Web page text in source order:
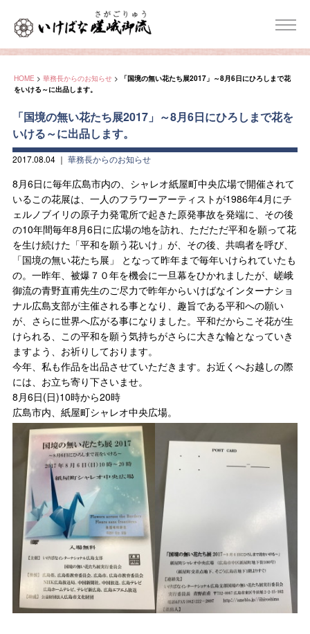
HOME > 華務長からのお知らせ >
「国境の無い花たち展2017」～8月6日にひろしまで花
をいける～に出品します。
「国境の無い花たち展2017」～8月6日にひろしまで花を
いける～に出品します。
2017.08.04｜ 華務長からのお知らせ
8月6日に毎年広島市内の、シャレオ紙屋町中央広場で開催されて
いるこの花展は、一人のフラワーアーティストが1986年4月にチ
ェルノブイリの原子力発電所で起きた原発事故を発端に、その後
の10年間毎年8月6日に広場の地を訪れ、ただただ平和を願って花
を生け続けた「平和を願う花いけ」が、その後、共鳴者を呼び、
「国境の無い花たち展」 となって昨年まで毎年いけられていたも
の。一昨年、被爆７０年を機会に一旦幕をひかれましたが、嵯峨
御流の青野直甫先生のご尽力で昨年からいけばなインターナショ
ナル広島支部が主催される事となり、趣旨である平和への願い
が、さらに世界へ広がる事になりました。平和だからこそ花が生
けられる、この平和を願う気持ちがさらに大きな輪となっていき
ますよう、お祈りしております。
今年、私も作品を出品させていただきます。お近くへお越しの際
には、お立ち寄り下さいませ。
8月6日(日)10時から20時
広島市内、紙屋町シャレオ中央広場。